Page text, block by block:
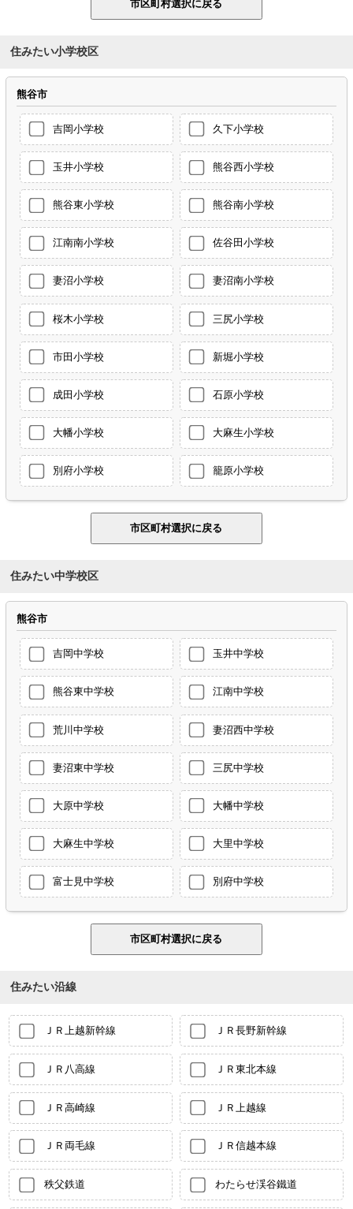
住みたい小学校区
熊谷市
吉岡小学校 久下小学校
玉井小学校 熊谷西小学校
熊谷東小学校 熊谷南小学校
江南南小学校 佐谷田小学校
妻沼小学校 妻沼南小学校
桜木小学校 三尻小学校
市田小学校 新堀小学校
成田小学校 石原小学校
大幡小学校 大麻生小学校
別府小学校 籠原小学校
住みたい中学校区
熊谷市
吉岡中学校 玉井中学校
熊谷東中学校 江南中学校
荒川中学校 妻沼西中学校
妻沼東中学校 三尻中学校
大原中学校 大幡中学校
大麻生中学校 大里中学校
富士見中学校 別府中学校
住みたい沿線
ＪＲ上越新幹線 ＪＲ長野新幹線
ＪＲ八高線 ＪＲ東北本線
ＪＲ高崎線 ＪＲ上越線
ＪＲ両毛線 ＪＲ信越本線
秩父鉄道 わたらせ渓谷鐵道